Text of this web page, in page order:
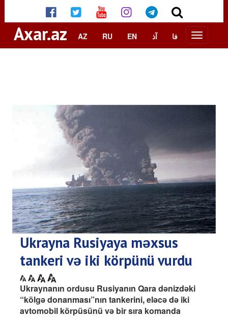
Axar.az AZ RU EN آذ فا
Ukrayna Rusiyaya məxsus
tankeri və iki körpünü vurdu
Ukraynanın ordusu Rusiyanın Qara dənizdəki
“kölgə donanması”nın tankerini, eləcə də iki
avtomobil körpüsünü və bir sıra komanda